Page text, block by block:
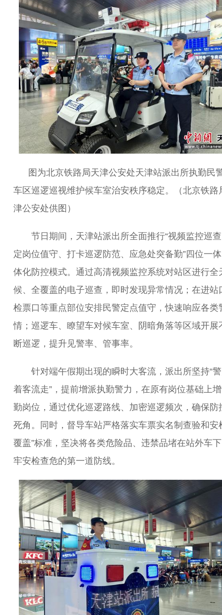
图为北京铁路局天津公安处天津站派出所执勤民
车区巡逻巡视维护候车室治安秩序稳定。（北京铁路
津公安处供图）
节日期间，天津站派出所全面推行“视频监控巡
定岗位值守、打卡巡逻防范、应急处突备勤”四位一
体化防控模式。通过高清视频监控系统对站区进行全
候、全覆盖的电子巡查，即时发现异常情况；在进站
检票口等重点部位安排民警定点值守，快速响应各类
情；巡逻车、瞭望车对候车室、阴暗角落等区域开展
断巡逻，提升见警率、管事率。
针对端午假期出现的瞬时大客流，派出所坚持“
着客流走”，提前增派执勤警力，在原有岗位基础上
勤岗位，通过优化巡逻路线、加密巡逻频次，确保防
死角。同时，督导车站严格落实车票实名制查验和安
覆盖”标准，坚决将各类危险品、违禁品堵在站外车
牢安检查危的第一道防线。